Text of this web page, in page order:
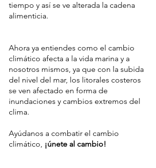
tiempo y así se ve alterada la cadena
alimenticia.
Ahora ya entiendes como el cambio
climático afecta a la vida marina y a
nosotros mismos, ya que con la subida
del nivel del mar, los litorales costeros
se ven afectado en forma de
inundaciones y cambios extremos del
clima.
Ayúdanos a combatir el cambio
climático, ¡únete al cambio!